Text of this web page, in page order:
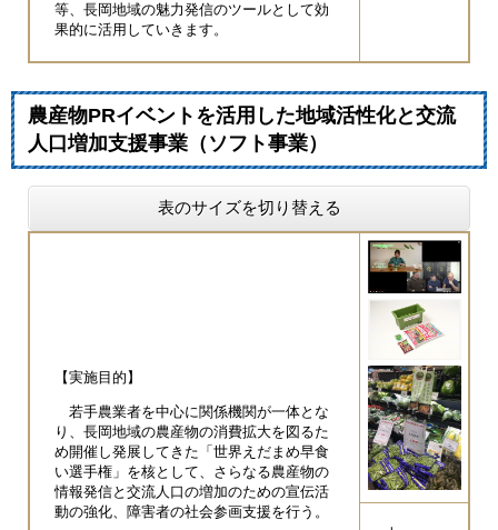
等、長岡地域の魅力発信のツールとして効
果的に活用していきます。
農産物PRイベントを活用した地域活性化と交流
人口増加支援事業（ソフト事業）
表のサイズを切り替える
【実施目的】
若手農業者を中心に関係機関が一体とな
り、長岡地域の農産物の消費拡大を図るた
め開催し発展してきた「世界えだまめ早食
い選手権」を核として、さらなる農産物の
情報発信と交流人口の増加のための宣伝活
動の強化、障害者の社会参画支援を行う。